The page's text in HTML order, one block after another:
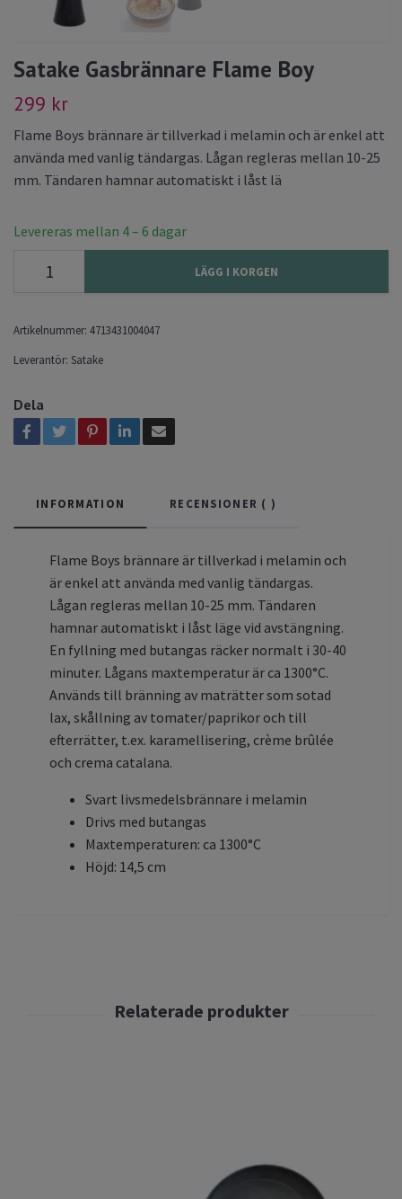
Satake Gasbrännare Flame Boy
299 kr
Flame Boys brännare är tillverkad i melamin och är enkel att
använda med vanlig tändargas. Lågan regleras mellan 10-25
mm. Tändaren hamnar automatiskt i låst lä
Levereras mellan 4 – 6 dagar
LÄGG I KORGEN
Artikelnummer: 4713431004047
Leverantör: Satake
Dela
INFORMATION RECENSIONER ( )
Flame Boys brännare är tillverkad i melamin och
är enkel att använda med vanlig tändargas.
Lågan regleras mellan 10-25 mm. Tändaren
hamnar automatiskt i låst läge vid avstängning.
En fyllning med butangas räcker normalt i 30-40
minuter. Lågans maxtemperatur är ca 1300°C.
Används till bränning av maträtter som sotad
lax, skållning av tomater/paprikor och till
efterrätter, t.ex. karamellisering, crème brûlée
och crema catalana.
Svart livsmedelsbrännare i melamin
Drivs med butangas
Maxtemperaturen: ca 1300°C
Höjd: 14,5 cm